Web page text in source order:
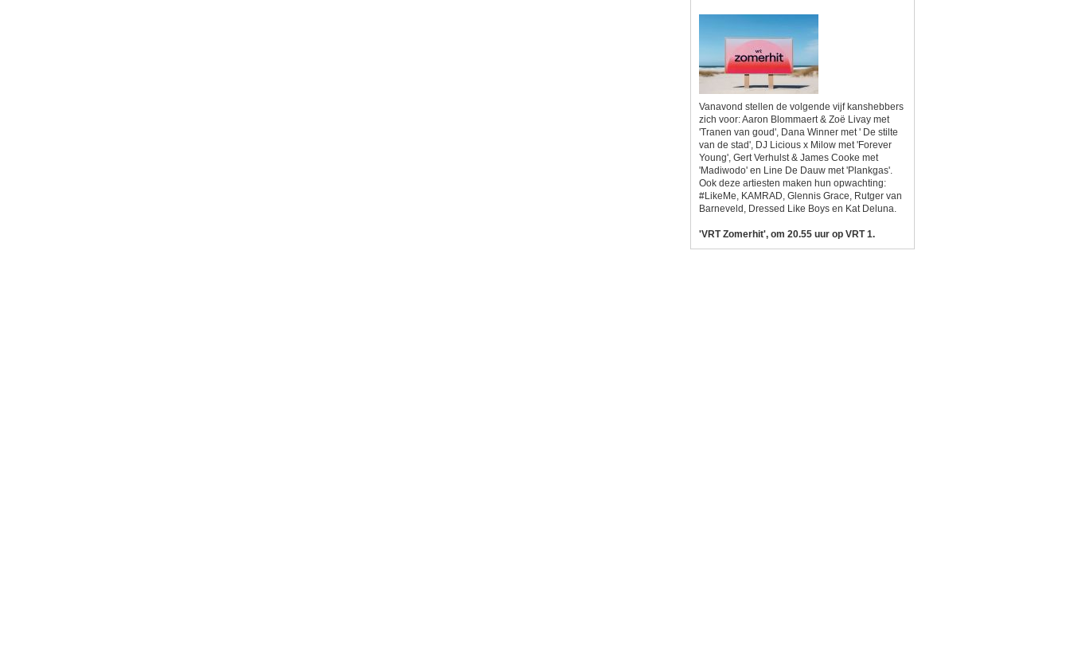
Vanavond stellen de volgende vijf kanshebbers
zich voor: Aaron Blommaert & Zoë Livay met
'Tranen van goud', Dana Winner met ' De stilte
van de stad', DJ Licious x Milow met 'Forever
Young', Gert Verhulst & James Cooke met
'Madiwodo' en Line De Dauw met 'Plankgas'.
Ook deze artiesten maken hun opwachting:
#LikeMe, KAMRAD, Glennis Grace, Rutger van
Barneveld, Dressed Like Boys en Kat Deluna.
'VRT Zomerhit', om 20.55 uur op VRT 1.